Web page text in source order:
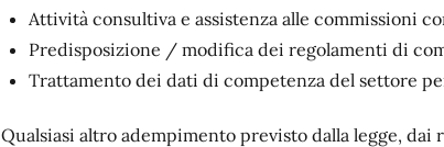
Attività consultiva e assistenza alle commissioni
Predisposizione / modifica dei regolamenti di
Trattamento dei dati di competenza del settore
Qualsiasi altro adempimento previsto dalla legge, dai